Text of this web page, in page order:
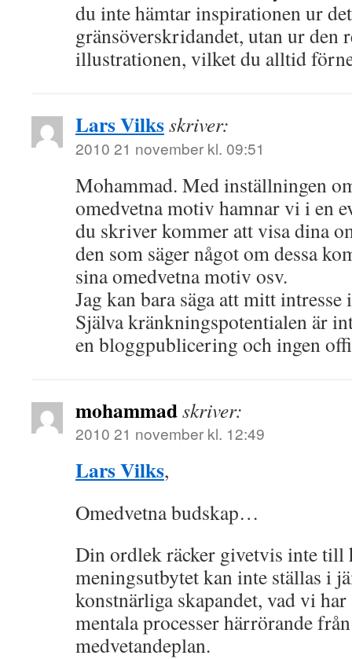
du inte hämtar inspirationen ur
gränsöverskridandet, utan ur den
illustrationen, vilket du alltid
Lars Vilksskriver:
2010 21 november kl. 09:51
Mohammad. Med inställningen
omedvetna motiv hamnar vi i en
du skriver kommer att visa dina
den som säger något om dessa
sina omedvetna motiv osv.
Jag kan bara säga att mitt
Själva kränkningspotentialen är
en bloggpublicering och ingen
mohammadskriver:
2010 21 november kl. 12:49
Lars Vilks,
Omedvetna budskap…
Din ordlek räcker givetvis inte till
meningsutbytet kan inte ställas i
konstnärliga skapandet, vad vi
mentala processer härrörande
medvetandeplan.